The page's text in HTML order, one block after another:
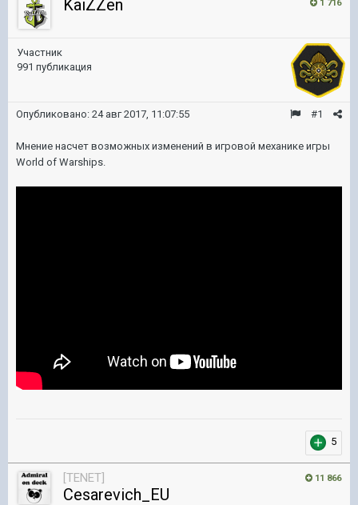
1 716
KaiZZen
Участник
991 публикация
#1
Опубликовано: 24 авг 2017, 11:07:55
Мнение насчет возможных изменений в игровой механике игры
World of Warships.
5
11 866
[TENET]
Cesarevich_EU